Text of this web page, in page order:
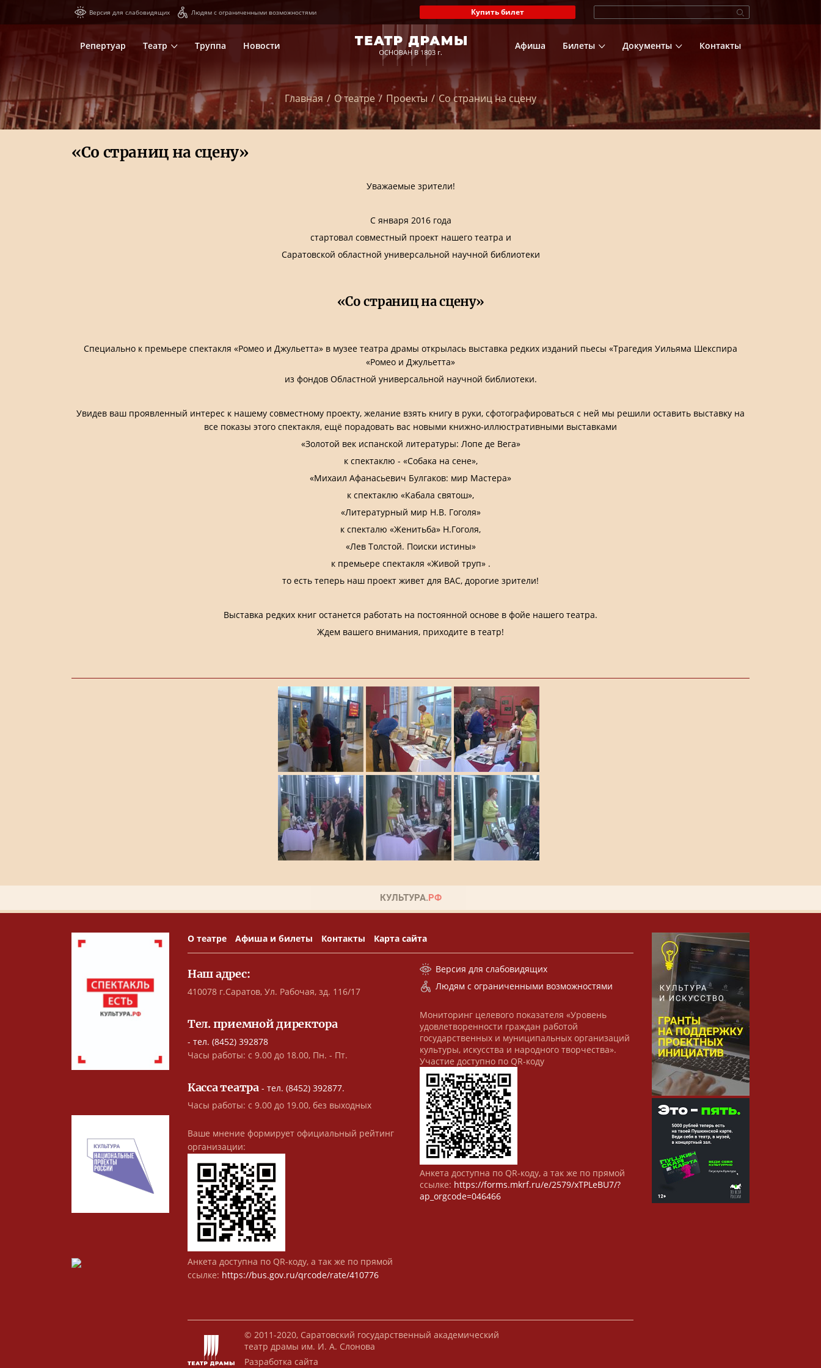
Версия для слабовидящих Людям с ограниченными возможностями Купить билет
Репертуар Театр Труппа Новости Афиша Билеты Документы Контакты
Главная / О театре / Проекты / Со страниц на сцену
«Со страниц на сцену»
Уважаемые зрители!
С января 2016 года
стартовал совместный проект нашего театра и
Саратовской областной универсальной научной библиотеки
«Со страниц на сцену»
Специально к премьере спектакля «Ромео и Джульетта» в музее театра драмы открылась выставка редких изданий пьесы «Трагедия Уильяма Шекспира
«Ромео и Джульетта»
из фондов Областной универсальной научной библиотеки.
Увидев ваш проявленный интерес к нашему совместному проекту, желание взять книгу в руки, сфотографироваться с ней мы решили оставить выставку на
все показы этого спектакля, ещё порадовать вас новыми книжно-иллюстративными выставками
«Золотой век испанской литературы: Лопе де Вега»
к спектаклю - «Собака на сене»,
«Михаил Афанасьевич Булгаков: мир Мастера»
к спектаклю «Кабала святош»,
«Литературный мир Н.В. Гоголя»
к спекталю «Женитьба» Н.Гоголя,
«Лев Толстой. Поиски истины»
к премьере спектакля «Живой труп» .
то есть теперь наш проект живет для ВАС, дорогие зрители!
Выставка редких книг останется работать на постоянной основе в фойе нашего театра.
Ждем вашего внимания, приходите в театр!
О театре Афиша и билеты Контакты Карта сайта
Наш адрес:
410078 г.Саратов, Ул. Рабочая, зд. 116/17
Тел. приемной директора
- тел. (8452) 392878
Часы работы: с 9.00 до 18.00, Пн. - Пт.
Касса театра- тел. (8452) 392877.
Часы работы: с 9.00 до 19.00, без выходных
Ваше мнение формирует официальный рейтинг
организации:
Анкета доступна по QR-коду, а так же по прямой
ссылке: https://bus.gov.ru/qrcode/rate/410776
Версия для слабовидящих
Людям с ограниченными возможностями
Мониторинг целевого показателя «Уровень
удовлетворенности граждан работой
государственных и муниципальных организаций
культуры, искусства и народного творчества».
Участие доступно по QR-коду
Анкета доступна по QR-коду, а так же по прямой
ссылке: https://forms.mkrf.ru/e/2579/xTPLeBU7/?
ap_orgcode=046466
© 2011-2020, Саратовский государственный академический
театр драмы им. И. А. Слонова
Разработка сайта